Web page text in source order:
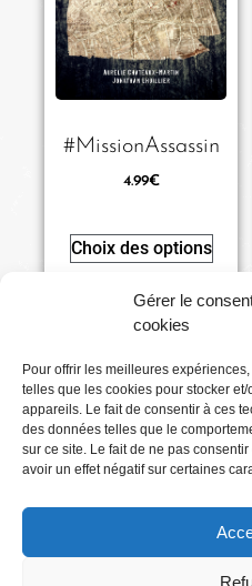
Gérer le
cookies
Pour offrir les meilleures
telles que les cookies pour stocker
appareils. Le fait de consentir à ces
des données telles que le
sur ce site. Le fait de ne pas
avoir un effet négatif sur certaines
#MissionAssassin
4.99€
Choix des options
Mentions légales
Où Me